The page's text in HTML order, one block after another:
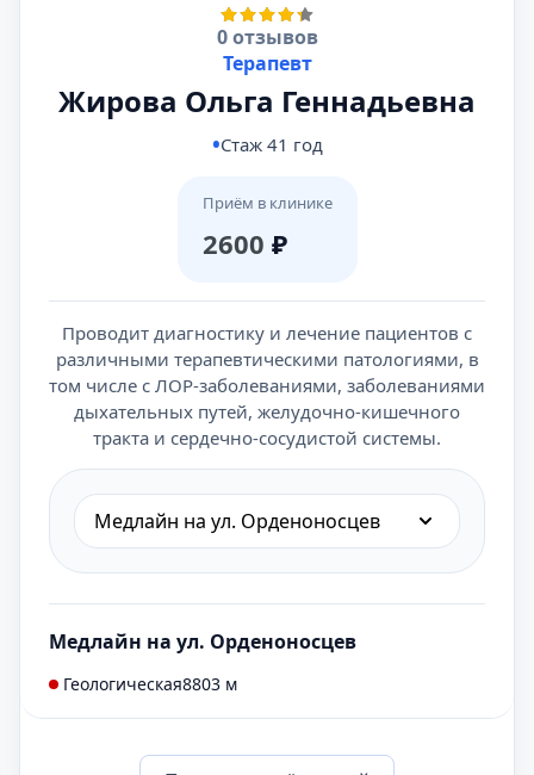
0 отзывов
Терапевт
Жирова Ольга Геннадьевна
Стаж 41 год
Приём в клинике
2600 ₽
Проводит диагностику и лечение пациентов с
различными терапевтическими патологиями, в
том числе с ЛОР-заболеваниями, заболеваниями
дыхательных путей, желудочно-кишечного
тракта и сердечно-сосудистой системы.
Медлайн на ул. Орденоносцев
Медлайн на ул. Орденоносцев
Геологическая8803 м